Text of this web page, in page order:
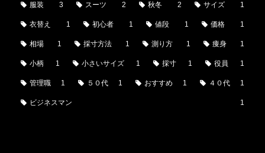
服装 3 スーツ 2 秋冬 2 サイズ 1
衣替え 1 初心者 1 値段 1 価格 1
相場 1 採寸方法 1 測り方 1 痩身 1
小柄 1 小さいサイズ 1 採寸 1 役員 1
管理職 1 ５０代 1 おすすめ 1 ４０代 1
ビジネスマン 1